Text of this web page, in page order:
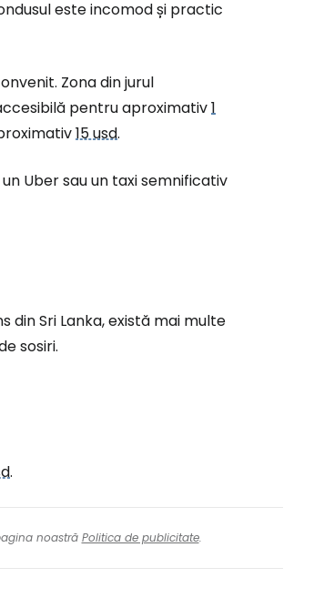
este incomod și practic
Zona din jurul
pentru aproximativ1
15 usd.
Uber sau un taxi semnificativ
din Sri Lanka, există mai multe
sosiri.
.
noastră Politica de publicitate.